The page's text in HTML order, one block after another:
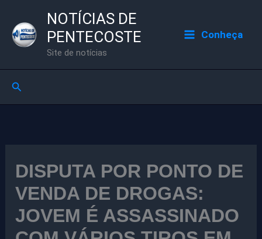
para
NOTÍCIAS DE
PENTECOSTE
Site de notícias
Conheça
Pesquisar
DISPUTA POR PONTO DE
VENDA DE DROGAS:
JOVEM É ASSASSINADO